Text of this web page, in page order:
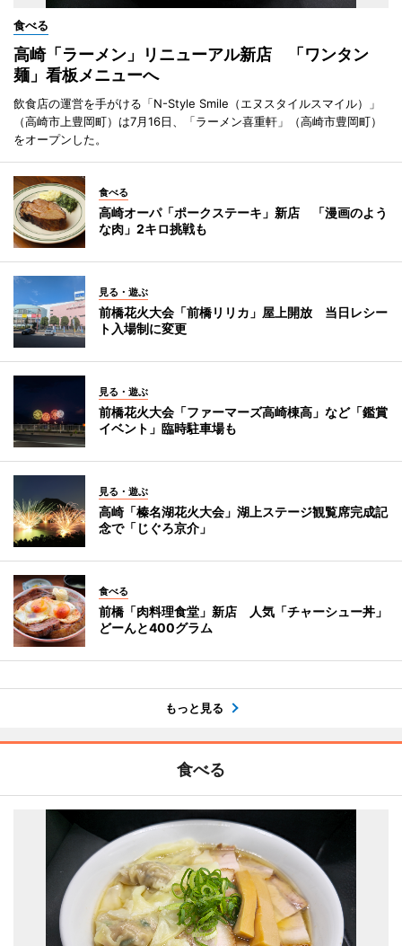
食べる
高崎「ラーメン」リニューアル新店 「ワンタン
麺」看板メニューへ
飲食店の運営を手がける「N-Style Smile（エヌスタイルスマイル）」
（高崎市上豊岡町）は7月16日、「ラーメン喜重軒」（高崎市豊岡町）
をオープンした。
食べる
高崎オーパ「ポークステーキ」新店 「漫画のよう
な肉」2キロ挑戦も
見る・遊ぶ
前橋花火大会「前橋リリカ」屋上開放 当日レシー
ト入場制に変更
見る・遊ぶ
前橋花火大会「ファーマーズ高崎棟高」など「鑑賞
イベント」臨時駐車場も
見る・遊ぶ
高崎「榛名湖花火大会」湖上ステージ観覧席完成記
念で「じぐろ京介」
食べる
前橋「肉料理食堂」新店 人気「チャーシュー丼」
どーんと400グラム
もっと見る
食べる